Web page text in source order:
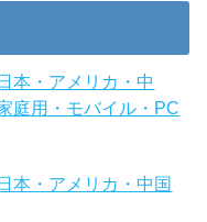
本・アメリカ・中
庭用・モバイル・PC
本・アメリカ・中国